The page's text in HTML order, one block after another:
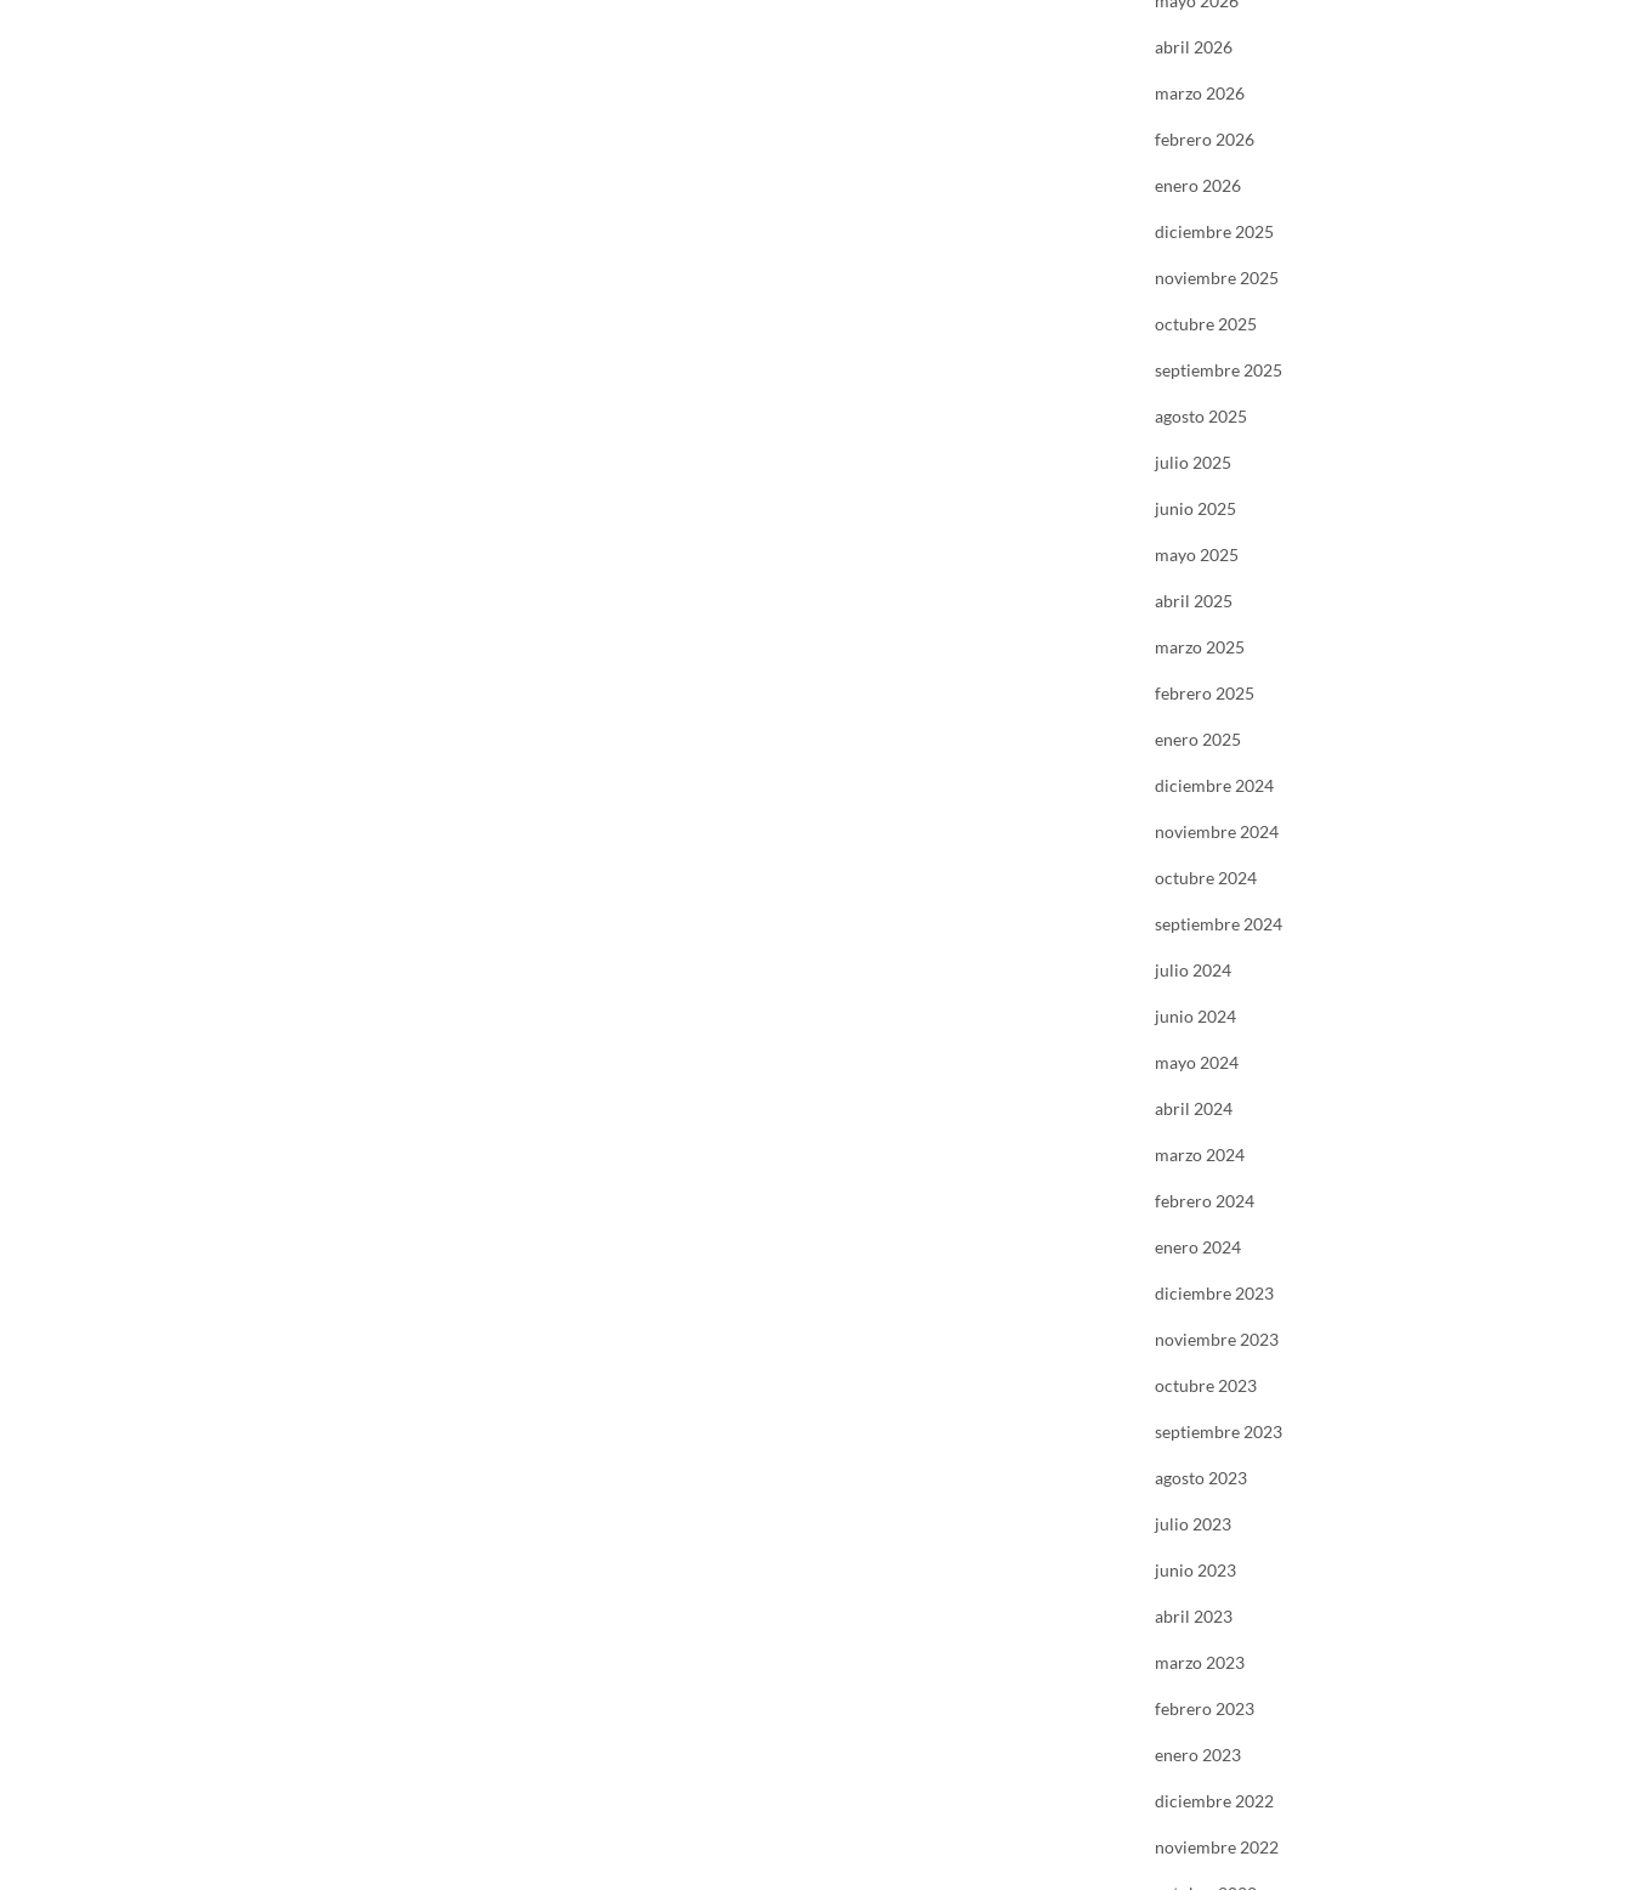
abril 2026
marzo 2026
febrero 2026
enero 2026
diciembre 2025
noviembre 2025
octubre 2025
septiembre 2025
agosto 2025
julio 2025
junio 2025
mayo 2025
abril 2025
marzo 2025
febrero 2025
enero 2025
diciembre 2024
noviembre 2024
octubre 2024
septiembre 2024
julio 2024
junio 2024
mayo 2024
abril 2024
marzo 2024
febrero 2024
enero 2024
diciembre 2023
noviembre 2023
octubre 2023
septiembre 2023
agosto 2023
julio 2023
junio 2023
abril 2023
marzo 2023
febrero 2023
enero 2023
diciembre 2022
noviembre 2022